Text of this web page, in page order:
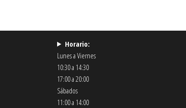
Horario:
Lunes a Viernes
10:30 a 14:30
17:00 a 20:00
Sábados
11:00 a 14:00